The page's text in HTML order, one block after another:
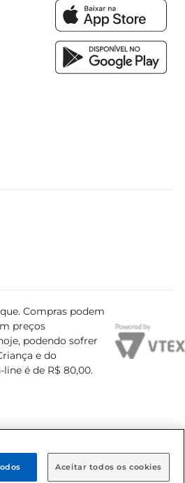
Compras podem
preços
podendo sofrer
e do
é de R$ 80,00.
Aceitar todos os cookies